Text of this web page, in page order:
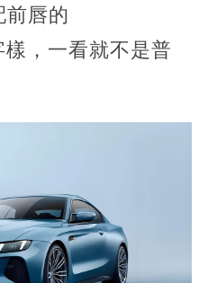
前唇的
樣，一看就不是普